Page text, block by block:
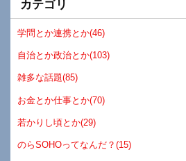
カテゴリ
学問とか連携とか(46)
自治とか政治とか(103)
雑多な話題(85)
お金とか仕事とか(70)
若かりし頃とか(29)
のらSOHOってなんだ？(15)